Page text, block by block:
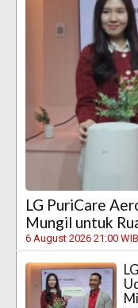
LG PuriCare
Mungil untuk
6 August 2026 21:00 WIB